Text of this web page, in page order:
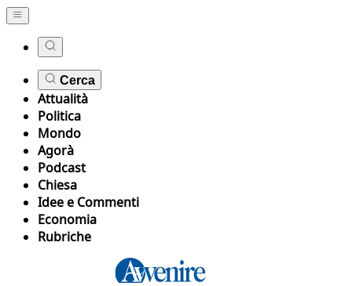
Cerca
Attualità
Politica
Mondo
Agorà
Podcast
Chiesa
Idee e Commenti
Economia
Rubriche